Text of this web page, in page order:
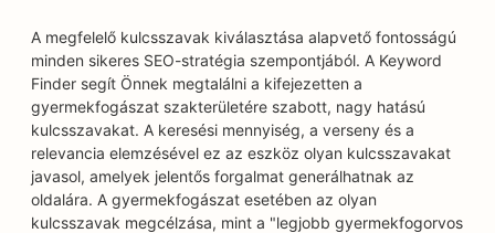
A megfelelő kulcsszavak kiválasztása alapvető fontosságú
minden sikeres SEO-stratégia szempontjából. A Keyword
Finder segít Önnek megtalálni a kifejezetten a
gyermekfogászat szakterületére szabott, nagy hatású
kulcsszavakat. A keresési mennyiség, a verseny és a
relevancia elemzésével ez az eszköz olyan kulcsszavakat
javasol, amelyek jelentős forgalmat generálhatnak az
oldalára. A gyermekfogászat esetében az olyan
kulcsszavak megcélzása, mint a "legjobb gyermekfogorvos